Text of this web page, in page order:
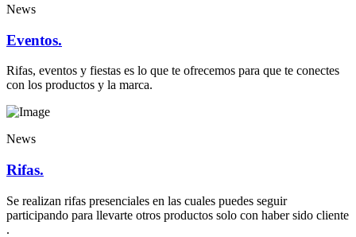
News
Eventos.
Rifas, eventos y fiestas es lo que te ofrecemos para que te conectes
con los productos y la marca.
News
Rifas.
Se realizan rifas presenciales en las cuales puedes seguir
participando para llevarte otros productos solo con haber sido cliente
.